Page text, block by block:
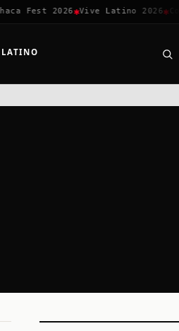
Fest 2026✱Vive Latino 2026✱